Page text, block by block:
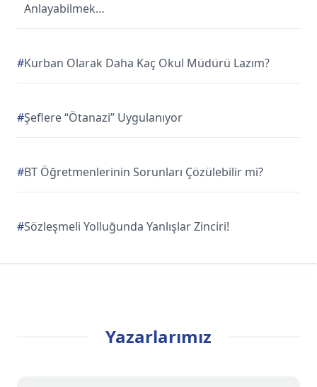
Anlayabilmek…
#Kurban Olarak Daha Kaç Okul Müdürü Lazım?
#Şeflere “Ötanazi” Uygulanıyor
#BT Öğretmenlerinin Sorunları Çözülebilir mi?
#Sözleşmeli Yolluğunda Yanlışlar Zinciri!
Yazarlarımız